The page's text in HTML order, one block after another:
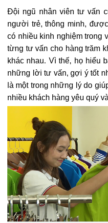
Đội ngũ nhân viên tư vấn
người trẻ, thông minh,
có nhiều kinh nghiệm trong
từng tư vấn cho hàng trăm
khác nhau. Vì thế, họ hiểu
những lời tư vấn, gợi ý tốt
là một trong những lý do
nhiều khách hàng yêu quý